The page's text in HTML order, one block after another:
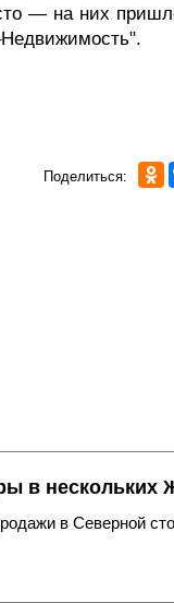
— на них
Поделиться:
в нескольких
в Северной